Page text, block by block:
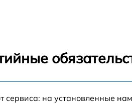
после попадания влаги
стекла Garmin Dash Cam
сервиса: на установленные